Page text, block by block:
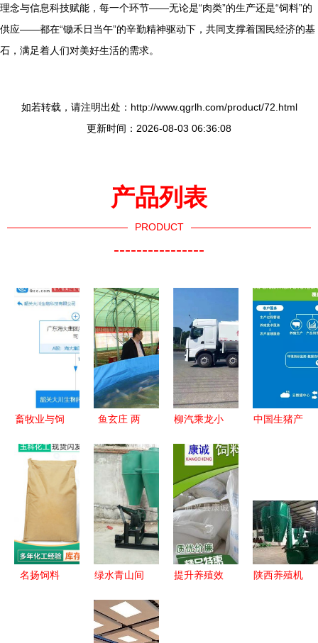
理念与信息科技赋能，每一个环节——无论是“肉类”的生产还是“饲料”的
供应——都在“锄禾日当午”的辛勤精神驱动下，共同支撑着国民经济的基
石，满足着人们对美好生活的需求。
如若转载，请注明出处：http://www.qgrlh.com/product/72.html
更新时间：2026-08-03 06:36:08
产品列表
PRODUCT
----------------
畜牧业与饲
状、挑战与
未来机遇
鱼玄庄 两
助力乡村振
兴 畜牧渔
业饲料销售
新篇章
柳汽乘龙小
畜牧渔业饲
料销售的理
想选择
中国生猪产
氏、正邦、
新希望积极
布局
名扬饲料
绿水青山间
利器 秸秆
稻草粉碎机
提升养殖效
陕西养殖机